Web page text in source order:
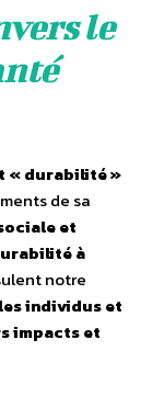
le
« durabilité »
de sa
et
à
notre
individus et
impacts et